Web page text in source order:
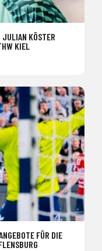
JULIAN KÖSTER
KIEL
FÜR DIE